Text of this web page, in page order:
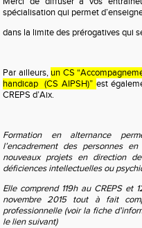
spécialisation qui permet
dans la limite des prérogatives qui
Par ailleurs, un CS
handicap (CS AIPSH)” est
CREPS d’Aix.
Formation en alternance
l’encadrement des personnes
nouveaux projets en direction
déficiences intellectuelles ou
Elle comprend 119h au CREPS et
novembre 2015 tout à fait
professionnelle (voir la fiche
le lien suivant)